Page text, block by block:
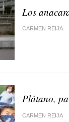
Los
CARMEN REIJA
Plátano,
CARMEN REIJA